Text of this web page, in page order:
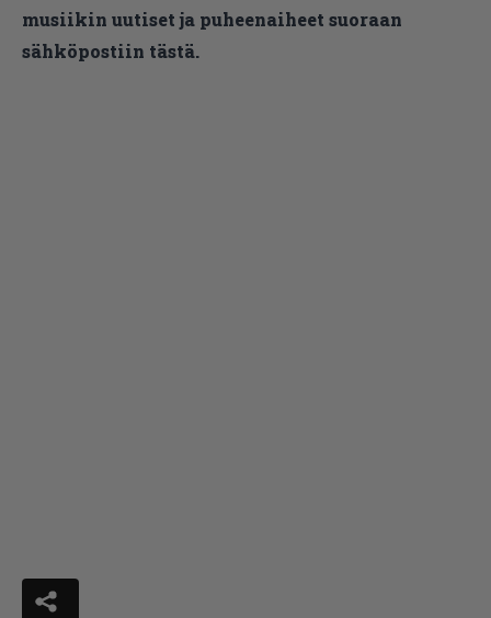
musiikin uutiset ja puheenaiheet suoraan
sähköpostiin tästä.